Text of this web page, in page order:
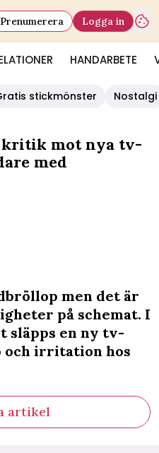
HANDARBETE
Prenumerera Logga in
stickmönster
Nostalgi
kritik mot nya tv-
med
men det är
på schemat. I
släpps en ny tv-
och irritation hos
artikel